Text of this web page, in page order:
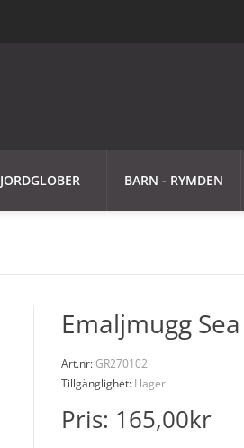
JORDGLOBER BARN - RYMDEN
Emaljmugg
Art.nr:GR270102
Tillgänglighet: I lager
Pris: 165,00kr